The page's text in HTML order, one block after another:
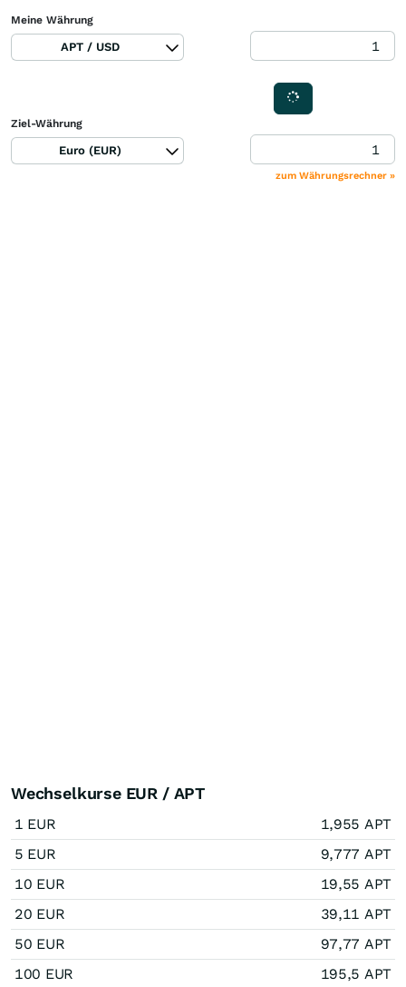
Meine Währung
APT / USD
Ziel-Währung
Euro (EUR)
zum Währungsrechner »
Wechselkurse EUR / APT
1 EUR
1,955 APT
5 EUR
9,777 APT
10 EUR
19,55 APT
20 EUR
39,11 APT
50 EUR
97,77 APT
100 EUR
195,5 APT